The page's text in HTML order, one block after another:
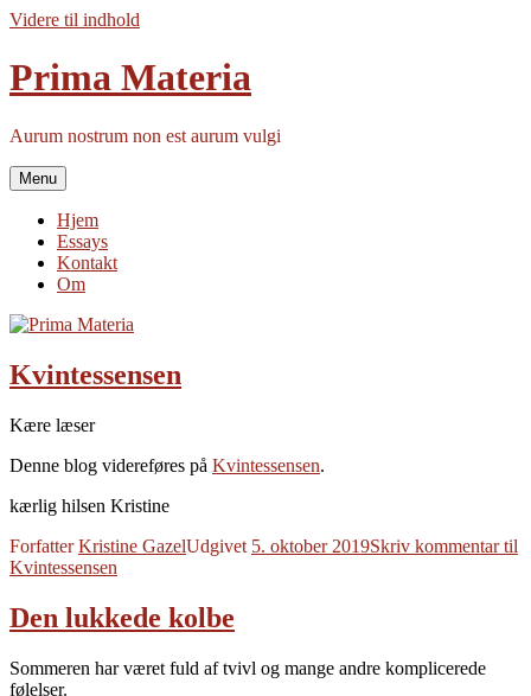
Videre til indhold
Prima Materia
Aurum nostrum non est aurum vulgi
Menu
Hjem
Essays
Kontakt
Om
Kvintessensen
Kære læser
Denne blog videreføres på Kvintessensen.
kærlig hilsen Kristine
ForfatterKristine GazelUdgivet 5. oktober 2019Skriv kommentartil
Kvintessensen
Den lukkede kolbe
Sommeren har været fuld af tvivl og mange andre komplicerede
følelser.